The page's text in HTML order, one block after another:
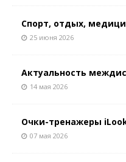
Спорт, отдых,
25 июня 2026
Актуальность
14 мая 2026
Очки-тренажеры
07 мая 2026